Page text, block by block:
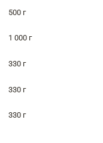
500 г
1 000 г
330 г
330 г
330 г